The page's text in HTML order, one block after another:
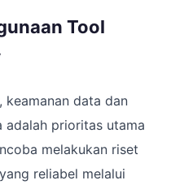
Tool
keamanan data dan
adalah prioritas utama
melakukan riset
reliabel melalui